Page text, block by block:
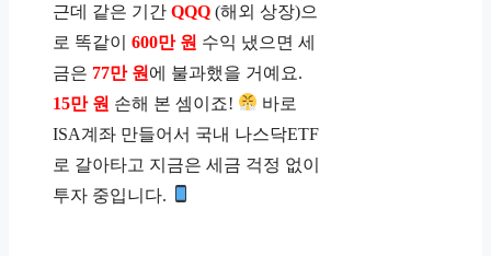
근데 같은 기간 QQQ (해외 상장)으
로 똑같이 600만 원 수익 냈으면 세
금은 77만 원 에 불과했을 거예요.
15만 원 손해 본 셈이죠!
바로
ISA계좌 만들어서 국내 나스닥ETF
로 갈아타고 지금은 세금 걱정 없이
투자 중입니다.